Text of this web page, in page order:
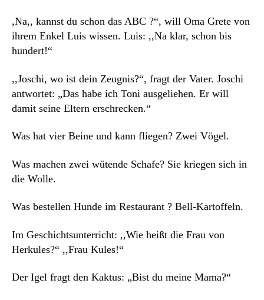
,Na,, kannst du schon das ABC ?“, will Oma Grete von
ihrem Enkel Luis wissen. Luis: ,,Na klar, schon bis
hundert!“
,,Joschi, wo ist dein Zeugnis?“, fragt der Vater. Joschi
antwortet: „Das habe ich Toni ausgeliehen. Er will
damit seine Eltern erschrecken.“
Was hat vier Beine und kann fliegen? Zwei Vögel.
Was machen zwei wütende Schafe? Sie kriegen sich in
die Wolle.
Was bestellen Hunde im Restaurant ? Bell-Kartoffeln.
Im Geschichtsunterricht: ,,Wie heißt die Frau von
Herkules?“ ,,Frau Kules!“
Der Igel fragt den Kaktus: „Bist du meine Mama?“